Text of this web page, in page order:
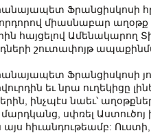
Ֆրանցիսկոսի
միասնաբար
հայցելով Ամենակարող
շուտափոյթ
Ֆրանցիսկոսի
եւ նրա ուղեկիցը
ինչպէս նաեւ՝
սփռել Աստուծոյ
հիւանդութեամբ: